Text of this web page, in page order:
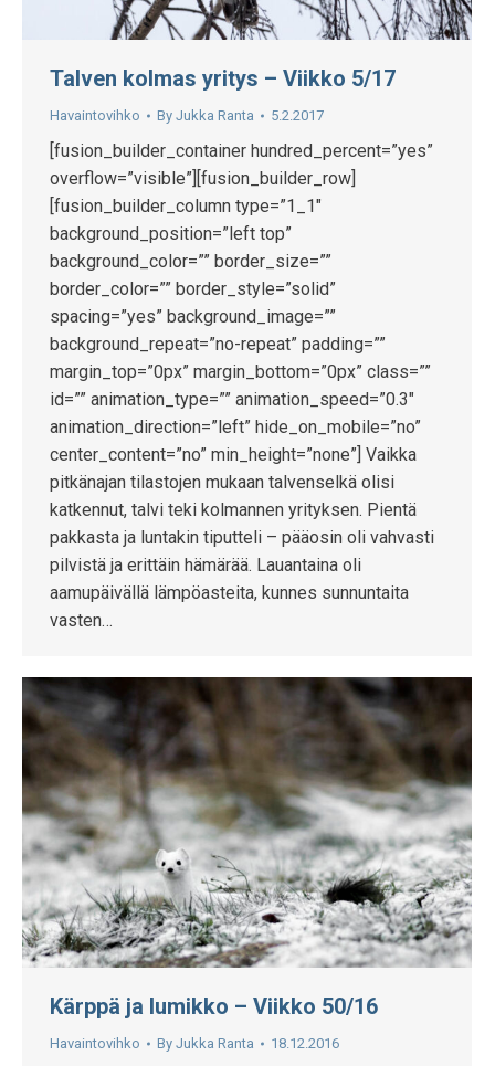
Talven kolmas yritys – Viikko 5/17
Havaintovihko By Jukka Ranta 5.2.2017
[fusion_builder_container hundred_percent=”yes”
overflow=”visible”][fusion_builder_row]
[fusion_builder_column type=”1_1″
background_position=”left top”
background_color=”” border_size=””
border_color=”” border_style=”solid”
spacing=”yes” background_image=””
background_repeat=”no-repeat” padding=””
margin_top=”0px” margin_bottom=”0px” class=””
id=”” animation_type=”” animation_speed=”0.3″
animation_direction=”left” hide_on_mobile=”no”
center_content=”no” min_height=”none”] Vaikka
pitkänajan tilastojen mukaan talvenselkä olisi
katkennut, talvi teki kolmannen yrityksen. Pientä
pakkasta ja luntakin tiputteli – pääosin oli vahvasti
pilvistä ja erittäin hämärää. Lauantaina oli
aamupäivällä lämpöasteita, kunnes sunnuntaita
vasten…
Kärppä ja lumikko – Viikko 50/16
Havaintovihko By Jukka Ranta 18.12.2016